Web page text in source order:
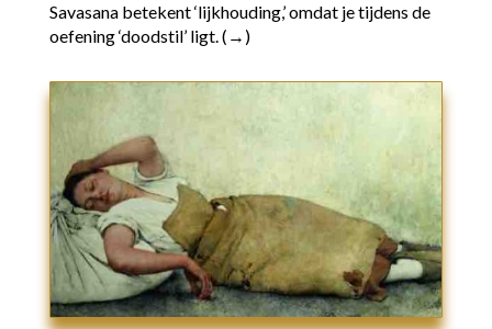
Savasana betekent ‘lijkhouding,’ omdat je tijdens de
oefening ‘doodstil’ ligt. (→)